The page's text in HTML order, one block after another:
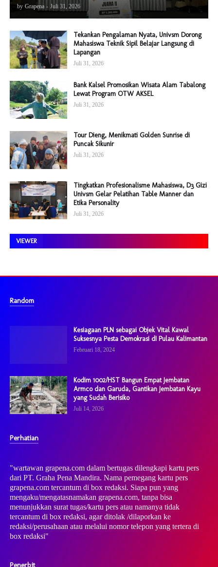
by Grapena - Juli 31, 2026
Tekankan Pengalaman Nyata, Univsm Dorong
Mahasiswa Teknik Sipil Belajar Langsung di
Lapangan
Juli 31, 2026
Bank Kalsel Promosikan Wisata Alam Tabalong
Lewat Program OTW AKSEL
Juli 31, 2026
Tour Dieng, Menikmati Golden Sunrise di
Puncak Sikunir
Juli 31, 2026
Tingkatkan Profesionalisme Mahasiswa, D3 Gizi
Univsm Gelar Pelatihan Table Manner dan
Etika Personality
Juli 31, 2026
VIEWER
Random
Kesiagaan PLN sebagai Objek Vital Kawal
Suksesnya Pesta Demokrasi dI Pulau Kalimantan
Februari 18, 2024
Kodim 1002/HST Bangun Empat Jembatan
Armco dan Garuda, Gantikan Jembatan Kayu
yang Sudah Berisiko
Juli 14, 2026
Perhatian
"wartawan grapena.com dalam bertugas dilengkapi kartu pers
dari PT. Graha Pena Mandira. Nama pemegang kartu pers
grapena.com tercantum di box redaksi. Siapa pun yang
mengaku/mengatasnamakan grapena.com, tanpa bisa
menunjukkan surat tugas/kartu pers atau namanya tidak
tercantum di box redaksi, agar ditolak /dilaporkan ke
redaksi/perusahaan atau melalui nomor telepon yang tertera di
box redaksi"
Penerbit